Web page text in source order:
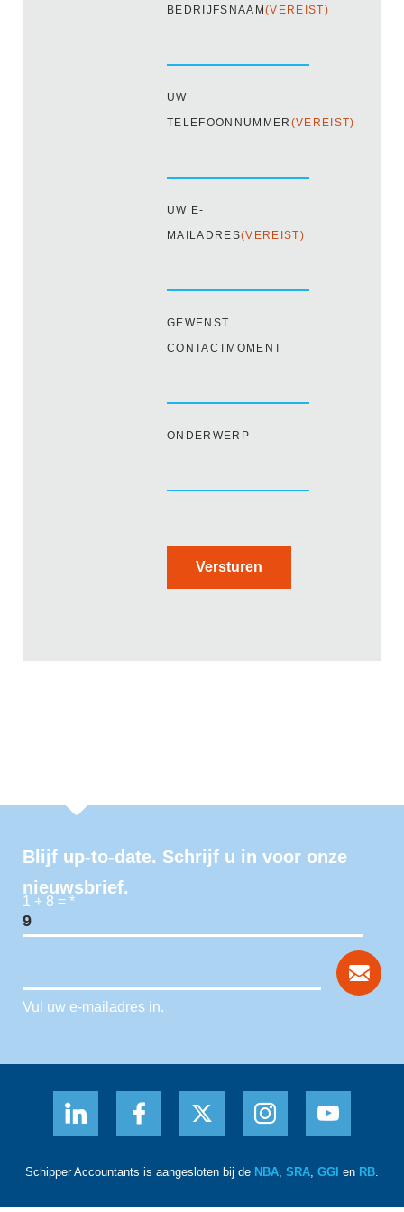
BEDRIJFSNAAM(VEREIST)
UW
TELEFOONNUMMER (VEREIST)
UW E-
MAILADRES(VEREIST)
GEWENST
CONTACTMOMENT
ONDERWERP
Versturen
Blijf up-to-date. Schrijf u in voor onze
nieuwsbrief.
1 + 8 = *
Vul uw e-mailadres in.
Schipper Accountants is aangesloten bij de NBA, SRA, GGI en RB.